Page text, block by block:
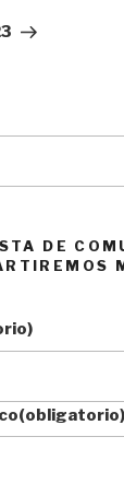
DE
(obligatorio)